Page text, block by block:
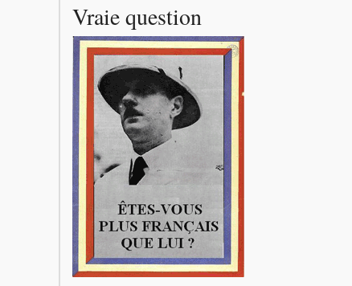
Vraie question